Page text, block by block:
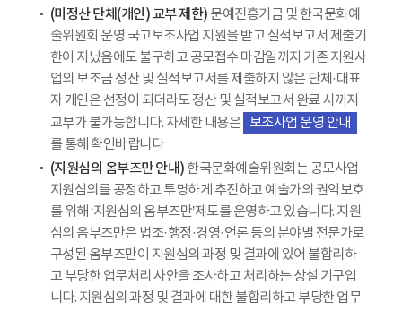
(미정산 단체(개인) 교부 제한) 문예진흥기금 및 한국문화예
술위원회 운영 국고보조사업 지원을 받고 실적보고서 제출기
한이 지났음에도 불구하고 공모접수 마감일까지 기존 지원사
업의 보조금 정산 및 실적보고서를 제출하지 않은 단체·대표
자 개인은 선정이 되더라도 정산 및 실적보고서 완료 시까지
교부가 불가능합니다. 자세한 내용은 보조사업 운영 안내
를 통해 확인바랍니다
(지원심의 옴부즈만 안내) 한국문화예술위원회는 공모사업
지원심의를 공정하고 투명하게 추진하고 예술가의 권익보호
를 위해 ‘지원심의 옴부즈만’제도를 운영하고 있습니다. 지원
심의 옴부즈만은 법조·행정·경영·언론 등의 분야별 전문가로
구성된 옴부즈만이 지원심의 과정 및 결과에 있어 불합리하
고 부당한 업무처리 사안을 조사하고 처리하는 상설 기구입
니다. 지원심의 과정 및 결과에 대한 불합리하고 부당한 업무